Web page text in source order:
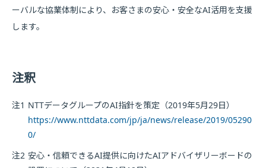
ーバルな協業体制により、お客さまの安心・安全なAI活用を支援
します。
注釈
注1 NTTデータグループのAI指針を策定（2019年5月29日）
https://www.nttdata.com/jp/ja/news/release/2019/05290
0/
注2 安心・信頼できるAI提供に向けたAIアドバイザリーボードの